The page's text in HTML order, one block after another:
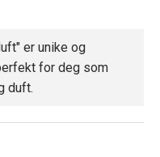
er unike og
for deg som
duft.